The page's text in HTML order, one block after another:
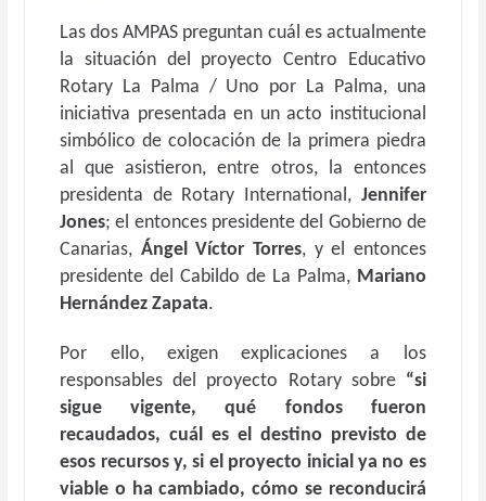
Las dos AMPAS preguntan cuál es actualmente
la situación del proyecto Centro Educativo
Rotary La Palma / Uno por La Palma, una
iniciativa presentada en un acto institucional
simbólico de colocación de la primera piedra
al que asistieron, entre otros, la entonces
presidenta de Rotary International, Jennifer
Jones; el entonces presidente del Gobierno de
Canarias, Ángel Víctor Torres, y el entonces
presidente del Cabildo de La Palma, Mariano
Hernández Zapata.
Por ello, exigen explicaciones a los
responsables del proyecto Rotary sobre “si
sigue vigente, qué fondos fueron
recaudados, cuál es el destino previsto de
esos recursos y, si el proyecto inicial ya no es
viable o ha cambiado, cómo se reconducirá